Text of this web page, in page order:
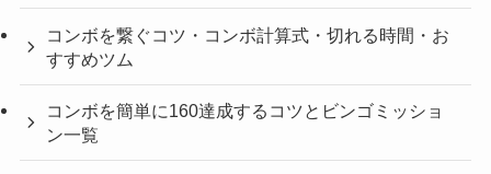
コンボを繋ぐコツ・コンボ計算式・切れる時間・お
すすめツム
コンボを簡単に160達成するコツとビンゴミッショ
ン一覧